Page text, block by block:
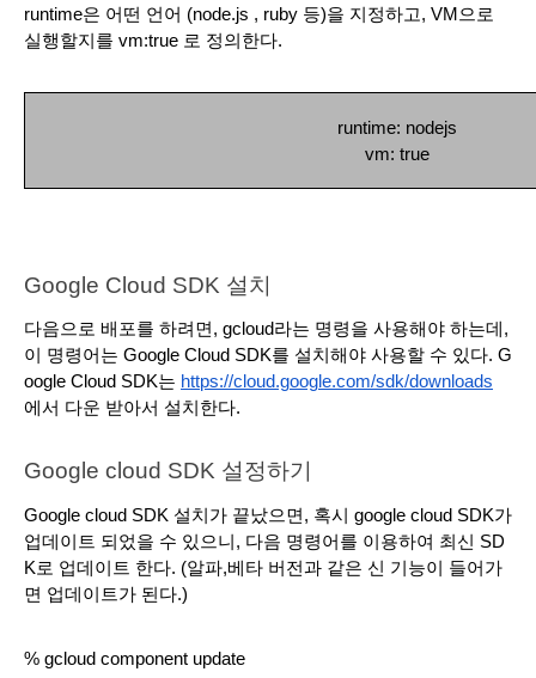
runtime은 어떤 언어 (node.js , ruby 등)을 지정하고, VM으로
실행할지를 vm:true 로 정의한다.
runtime: nodejs
vm: true
Google Cloud SDK 설치
다음으로 배포를 하려면, gcloud라는 명령을 사용해야 하는데,
이 명령어는 Google Cloud SDK를 설치해야 사용할 수 있다. G
oogle Cloud SDK는 https://cloud.google.com/sdk/downloads
에서 다운 받아서 설치한다.
Google cloud SDK 설정하기
Google cloud SDK 설치가 끝났으면, 혹시 google cloud SDK가
업데이트 되었을 수 있으니, 다음 명령어를 이용하여 최신 SD
K로 업데이트 한다. (알파,베타 버전과 같은 신 기능이 들어가
면 업데이트가 된다.)
% gcloud component update